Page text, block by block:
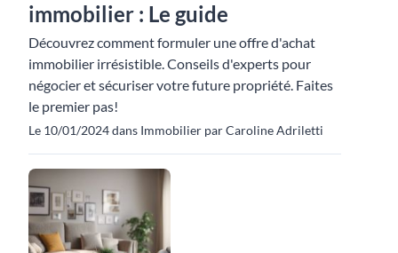
immobilier : Le guide
Découvrez comment formuler une offre d'achat
immobilier irrésistible. Conseils d'experts pour
négocier et sécuriser votre future propriété. Faites
le premier pas!
Le 10/01/2024 dans Immobilier par Caroline Adriletti